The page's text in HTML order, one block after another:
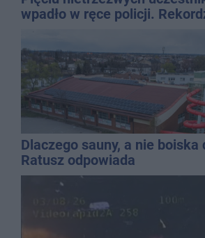
wpadło w ręce policji.
Dlaczego sauny, a nie boiska
Ratusz odpowiada